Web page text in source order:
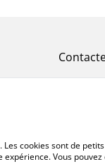
Les cookies sont de
Vous